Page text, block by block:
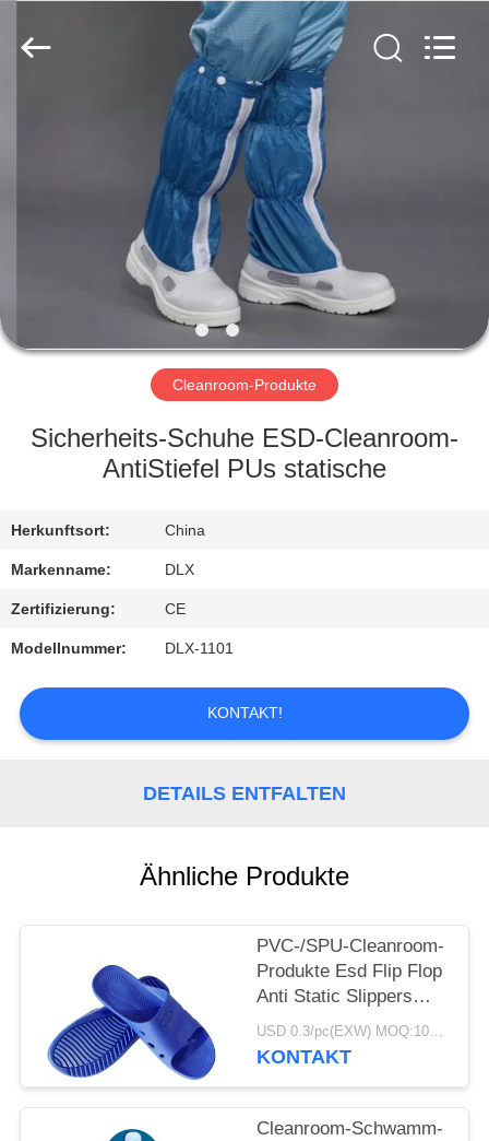
PRODUKTE
FABRIK-
QUALITÄTSKONTROLLE
TRETEN
SIE
MIT
UNS
VERBINDUNG
FORDERN
NACHRICHTEN
2020
Cleanroom-Produkte
Sicherheits-Schuhe ESD-Cleanroom-
AntiStiefel PUs statische
Herkunftsort: China
Markenname: DLX
Zertifizierung: CE
Modellnummer: DLX-1101
KONTAKT!
DETAILS ENTFALTEN
Ähnliche Produkte
PVC-/SPU-Cleanroom-
Produkte Esd Flip Flop
Anti Static Slippers
DLX 9102B
USD 0.3/pc(EXW) MOQ:100Pairs
KONTAKT
Cleanroom-Schwamm-